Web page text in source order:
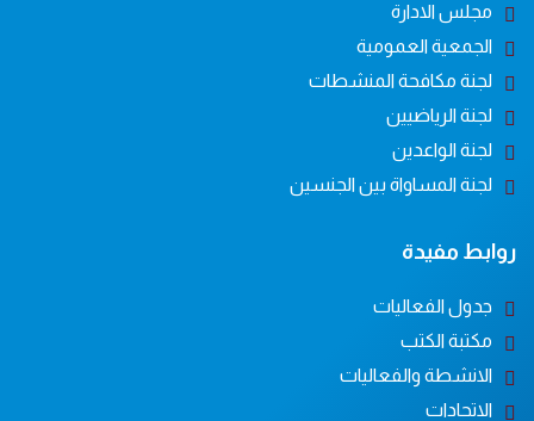
مجلس الادارة
الجمعية العمومية
لجنة مكافحة المنشطات
لجنة الرياضيين
لجنة الواعدين
لجنة المساواة بين الجنسين
روابط مفيدة
جدول الفعاليات
مكتبة الكتب
الانشطة والفعاليات
الاتحادات